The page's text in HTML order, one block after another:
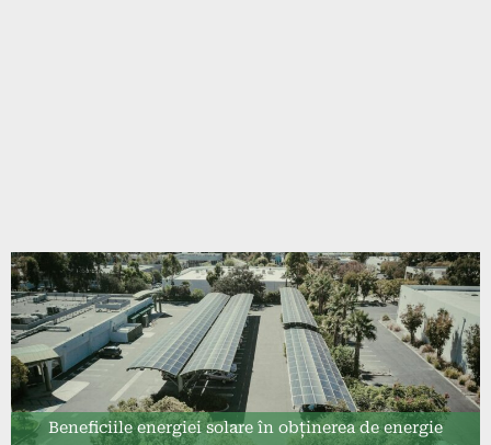
Beneficiile energiei solare în obținerea de energie